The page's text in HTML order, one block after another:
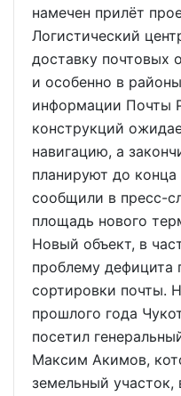
намечен прилёт
Логистический
доставку почтовых
и особенно в
информации Почты
конструкций
навигацию, а
планируют до конца
сообщили в пресс-
площадь нового
Новый объект, в
проблему дефицита
сортировки почты.
прошлого года
посетил
Максим Акимов,
земельный